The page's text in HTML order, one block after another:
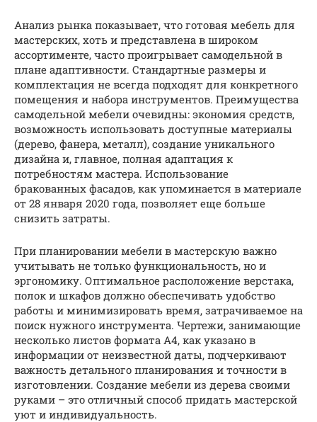
Анализ рынка показывает, что готовая мебель для
мастерских, хоть и представлена в широком
ассортименте, часто проигрывает самодельной в
плане адаптивности. Стандартные размеры и
комплектация не всегда подходят для конкретного
помещения и набора инструментов. Преимущества
самодельной мебели очевидны: экономия средств,
возможность использовать доступные материалы
(дерево, фанера, металл), создание уникального
дизайна и, главное, полная адаптация к
потребностям мастера. Использование
бракованных фасадов, как упоминается в материале
от 28 января 2020 года, позволяет еще больше
снизить затраты.
При планировании мебели в мастерскую важно
учитывать не только функциональность, но и
эргономику. Оптимальное расположение верстака,
полок и шкафов должно обеспечивать удобство
работы и минимизировать время, затрачиваемое на
поиск нужного инструмента. Чертежи, занимающие
несколько листов формата А4, как указано в
информации от неизвестной даты, подчеркивают
важность детального планирования и точности в
изготовлении. Создание мебели из дерева своими
руками – это отличный способ придать мастерской
уют и индивидуальность.